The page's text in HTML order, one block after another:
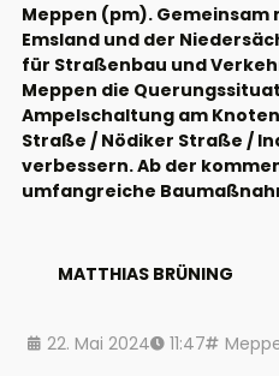
Meppen (pm). Gemeinsam
Emsland und der
für Straßenbau und
Meppen die
Ampelschaltung am
Straße / Nödiker Straße /
verbessern. Ab der
umfangreiche
MATTHIAS BRÜNING
22. Mai 2024 11:47